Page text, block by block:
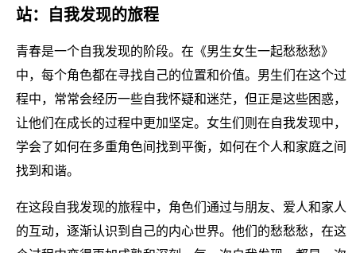
站：自我发现的旅程
青春是一个自我发现的阶段。在《男生女生一起愁愁愁》
中，每个角色都在寻找自己的位置和价值。男生们在这个过
程中，常常会经历一些自我怀疑和迷茫，但正是这些困惑，
让他们在成长的过程中更加坚定。女生们则在自我发现中，
学会了如何在多重角色间找到平衡，如何在个人和家庭之间
找到和谐。
在这段自我发现的旅程中，角色们通过与朋友、爱人和家人
的互动，逐渐认识到自己的内心世界。他们的愁愁愁，在这